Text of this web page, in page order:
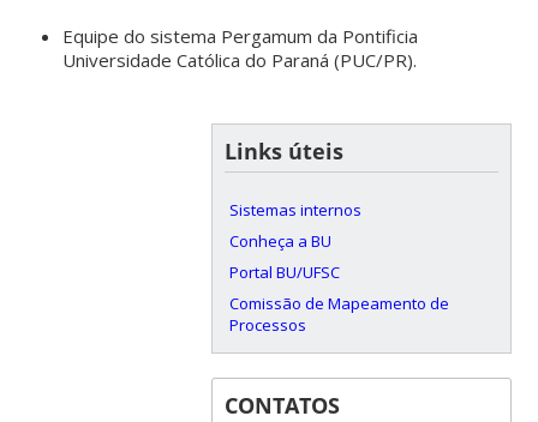
Equipe do sistema Pergamum da Pontificia
Universidade Católica do Paraná (PUC/PR).
Links úteis
Sistemas internos
Conheça a BU
Portal BU/UFSC
Comissão de Mapeamento de
Processos
CONTATOS